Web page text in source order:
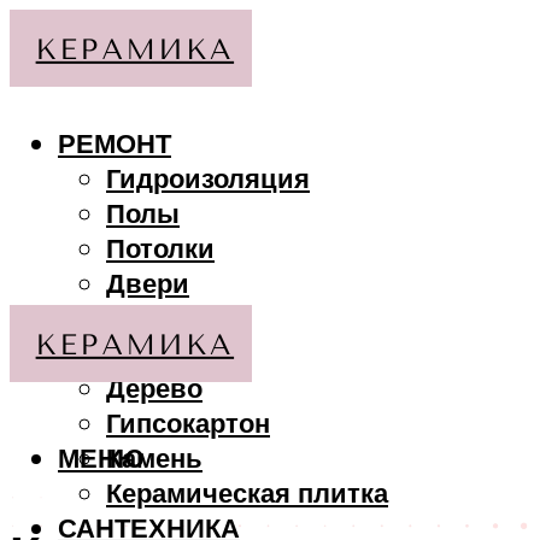
РЕМОНТ
Гидроизоляция
Полы
Потолки
Двери
МАТЕРИАЛЫ
Дерево
Гипсокартон
Камень
Керамическая плитка
САНТЕХНИКА
МЕНЮ